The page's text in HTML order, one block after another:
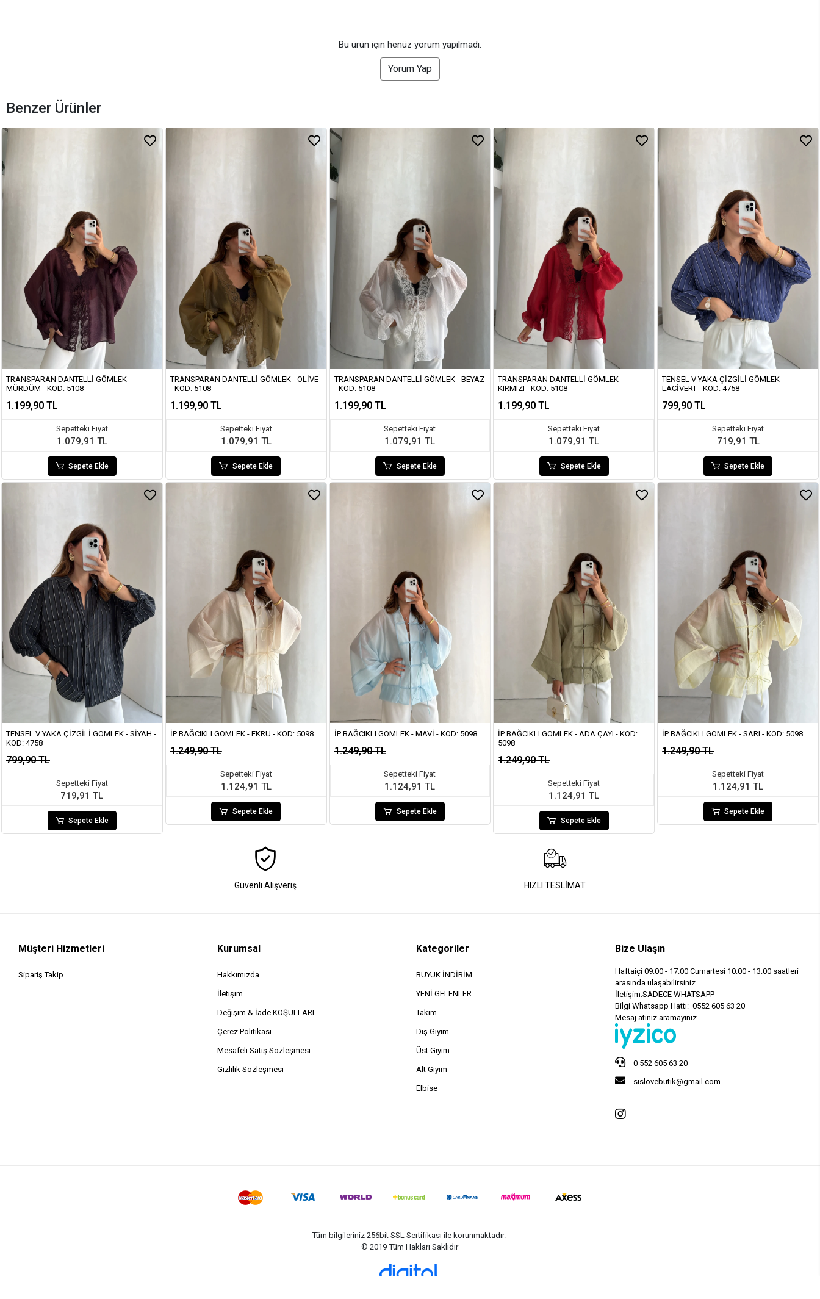
Bu ürün için henüz yorum yapılmadı.
Yorum Yap
Benzer Ürünler
TRANSPARAN DANTELLI GÖMLEK -
MÜRDÜM - KOD: 5108
1.199,90 TL
Sepetteki Fiyat
1.079,91 TL
Sepete Ekle
TRANSPARAN DANTELLI GÖMLEK - OLIVE
- KOD: 5108
1.199,90 TL
Sepetteki Fiyat
1.079,91 TL
Sepete Ekle
TRANSPARAN DANTELLI GÖMLEK - BEYAZ
- KOD: 5108
1.199,90 TL
Sepetteki Fiyat
1.079,91 TL
Sepete Ekle
TRANSPARAN DANTELLI GÖMLEK -
KIRMIZI - KOD: 5108
1.199,90 TL
Sepetteki Fiyat
1.079,91 TL
Sepete Ekle
TENSEL V YAKA ÇIZGILI GÖMLEK -
LACIVERT - KOD: 4758
799,90 TL
Sepetteki Fiyat
719,91 TL
Sepete Ekle
TENSEL V YAKA ÇIZGILI GÖMLEK - SIYAH -
KOD: 4758
799,90 TL
Sepetteki Fiyat
719,91 TL
Sepete Ekle
İP BAĞCIKLI GÖMLEK - EKRU - KOD: 5098
1.249,90 TL
Sepetteki Fiyat
1.124,91 TL
Sepete Ekle
İP BAĞCIKLI GÖMLEK - MAVI - KOD: 5098
1.249,90 TL
Sepetteki Fiyat
1.124,91 TL
Sepete Ekle
İP BAĞCIKLI GÖMLEK - ADA ÇAYI - KOD:
5098
1.249,90 TL
Sepetteki Fiyat
1.124,91 TL
Sepete Ekle
İP BAĞCIKLI GÖMLEK - SARI - KOD: 5098
1.249,90 TL
Sepetteki Fiyat
1.124,91 TL
Sepete Ekle
Güvenli Alışveriş HIZLI TESLİMAT
Müşteri Hizmetleri
Sipariş Takip
Kurumsal
Hakkımızda
İletişim
Değişim & İade KOŞULLARI
Çerez Politikası
Mesafeli Satış Sözleşmesi
Gizlilik Sözleşmesi
Kategoriler
BÜYÜK İNDİRİM
YENİ GELENLER
Takım
Dış Giyim
Üst Giyim
Alt Giyim
Elbise
Bize Ulaşın
Haftaiçi 09:00 - 17:00 Cumartesi 10:00 - 13:00 saatleri
arasında ulaşabilirsiniz.
İletişim:SADECE WHATSAPP
Bilgi Whatsapp Hattı: 0552 605 63 20
Mesaj atınız aramayınız.
0 552 605 63 20
sislovebutik@gmail.com
Tüm bilgileriniz 256bit SSL Sertifikası ile korunmaktadır.
© 2019Tüm Hakları Saklıdır